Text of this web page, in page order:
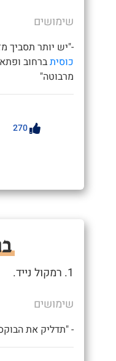
שימושים
-"יש יותר תסביך
כוסיתברחוב
מרבוטה"
270
1. רמקול נייד.
שימושים
- "תדליק את